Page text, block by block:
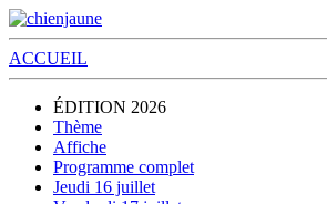
ACCUEIL
ÉDITION 2026
Thème
Affiche
Programme complet
Jeudi 16 juillet